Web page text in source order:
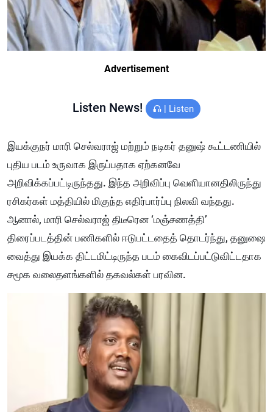
Advertisement
Listen News! | Listen
இயக்குநர் மாரி செல்வராஜ் மற்றும் நடிகர் தனுஷ் கூட்டணியில்
புதிய படம் உருவாக இருப்பதாக ஏற்கனவே
அறிவிக்கப்பட்டிருந்தது. இந்த அறிவிப்பு வெளியானதிலிருந்து
ரசிகர்கள் மத்தியில் மிகுந்த எதிர்பார்ப்பு நிலவி வந்தது.
ஆனால், மாரி செல்வராஜ் திடீரென ‘மஞ்சணத்தி’
திரைப்படத்தின் பணிகளில் ஈடுபட்டதைத் தொடர்ந்து, தனுஷை
வைத்து இயக்க திட்டமிட்டிருந்த படம் கைவிடப்பட்டுவிட்டதாக
சமூக வலைதளங்களில் தகவல்கள் பரவின.